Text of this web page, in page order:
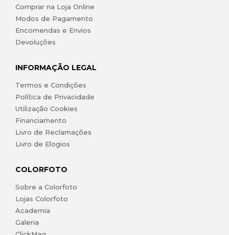
Comprar na Loja Online
Modos de Pagamento
Encomendas e Envios
Devoluções
INFORMAÇÃO LEGAL
Termos e Condições
Política de Privacidade
Utilização Cookies
Financiamento
Livro de Reclamações
Livro de Elogios
COLORFOTO
Sobre a Colorfoto
Lojas Colorfoto
Academia
Galeria